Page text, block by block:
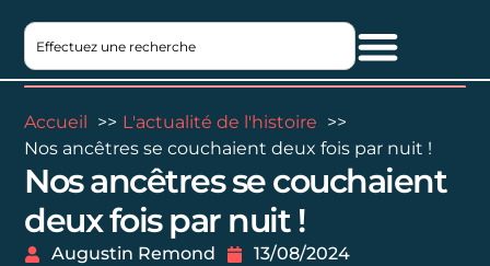
Accueil
L'actualité de l'histoire
Nos ancêtres se couchaient deux fois par nuit !
Nos ancêtres se couchaient
deux fois par nuit !
Augustin Remond
13/08/2024